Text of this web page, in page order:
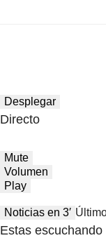
Desplegar
Directo
Mute
Volumen
Play
Noticias en 3′
Estas escuchando